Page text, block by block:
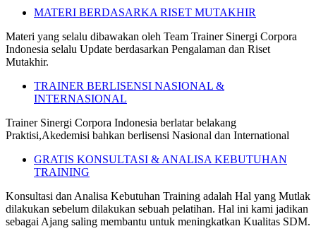
MATERI BERDASARKA RISET MUTAKHIR
Materi yang selalu dibawakan oleh Team Trainer Sinergi Corpora
Indonesia selalu Update berdasarkan Pengalaman dan Riset
Mutakhir.
TRAINER BERLISENSI NASIONAL &
INTERNASIONAL
Trainer Sinergi Corpora Indonesia berlatar belakang
Praktisi,Akedemisi bahkan berlisensi Nasional dan International
GRATIS KONSULTASI & ANALISA KEBUTUHAN
TRAINING
Konsultasi dan Analisa Kebutuhan Training adalah Hal yang Mutlak
dilakukan sebelum dilakukan sebuah pelatihan. Hal ini kami jadikan
sebagai Ajang saling membantu untuk meningkatkan Kualitas SDM.